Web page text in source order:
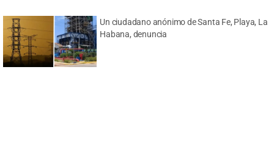
Un ciudadano anónimo de Santa Fe, Playa, La
Habana, denuncia